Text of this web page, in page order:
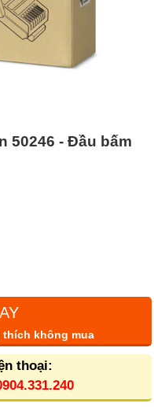
50246 - Đầu bấm
không mua
thoại: